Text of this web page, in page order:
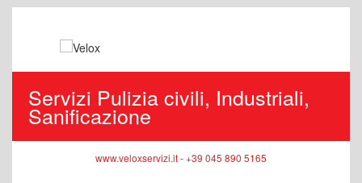
Servizi Pulizia civili, Industriali,
Sanificazione
www.veloxservizi.it - +39 045 890 5165